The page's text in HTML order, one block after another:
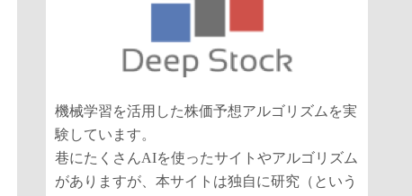
機械学習を活用した株価予想アルゴリズムを実
験しています。
巷にたくさんAIを使ったサイトやアルゴリズム
がありますが、本サイトは独自に研究（という